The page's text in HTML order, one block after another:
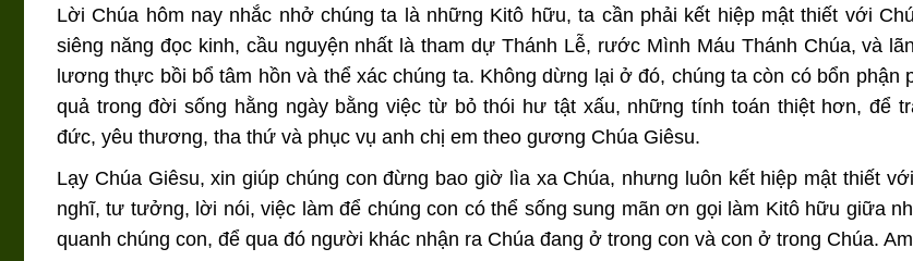
Lời Chúa hôm nay nhắc nhở chúng ta là những Kitô hữu, ta cần phải kết hiệp mật thiết với
siêng năng đọc kinh, cầu nguyện nhất là tham dự Thánh Lễ, rước Mình Máu Thánh Chúa, và
lương thực bồi bổ tâm hồn và thể xác chúng ta. Không dừng lại ở đó, chúng ta còn có bổn phận
quả trong đời sống hằng ngày bằng việc từ bỏ thói hư tật xấu, những tính toán thiệt hơn, để
đức, yêu thương, tha thứ và phục vụ anh chị em theo gương Chúa Giêsu.
Lạy Chúa Giêsu, xin giúp chúng con đừng bao giờ lìa xa Chúa, nhưng luôn kết hiệp mật thiết
nghĩ, tư tưởng, lời nói, việc làm để chúng con có thể sống sung mãn ơn gọi làm Kitô hữu giữa
quanh chúng con, để qua đó người khác nhận ra Chúa đang ở trong con và con ở trong Chúa.